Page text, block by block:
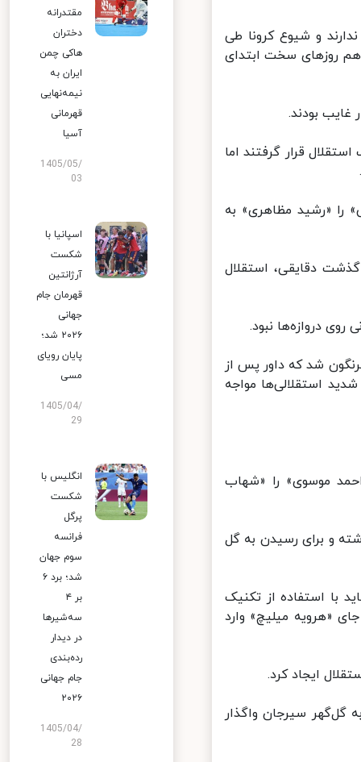
و شیوع کرونا طی
روزهای سخت ابتدای
بودند.
قرار گرفتند اما
را «رشید مظاهری» به
دقایقی، استقلال
دروازه‌ها نبود.
شد که داور پس از
استقلالی‌ها مواجه
موسوی» را «شهاب
و برای رسیدن به گل
با استفاده از تکنیک
«هرویه میلیچ» وارد
ایجاد کرد.
صدر جدول را به گل‌گهر سیرجان واگذار
مقتدرانه
دختران
هاکی چمن
ایران به
نیمه‌نهایی
قهرمانی
آسیا
1405/05/
03
اسپانیا با
شکست
آرژانتین
قهرمان جام
جهانی
۲۰۲۶ شد؛
پایان رویای
مسی
1405/04/
29
انگلیس با
شکست
پرگل
فرانسه
سوم جهان
شد؛ برد ۶
بر ۴
سه‌شیرها
در دیدار
رده‌بندی
جام جهانی
۲۰۲۶
1405/04/
28